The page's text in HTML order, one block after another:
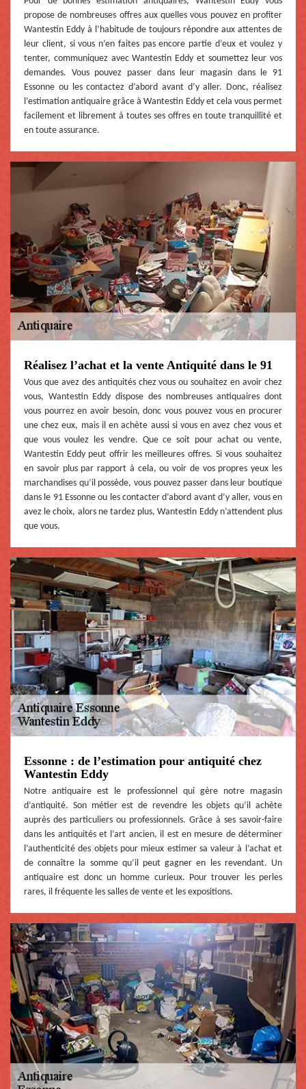
propose de nombreuses offres aux quelles vous pouvez en profiter
Wantestin Eddy à l’habitude de toujours répondre aux attentes de
leur client, si vous n’en faites pas encore partie d’eux et voulez y
tenter, communiquez avec Wantestin Eddy et soumettez leur vos
demandes. Vous pouvez passer dans leur magasin dans le 91
Essonne ou les contactez d’abord avant d’y aller. Donc, réalisez
l’estimation antiquaire grâce à Wantestin Eddy et cela vous permet
facilement et librement à toutes ses offres en toute tranquillité et
en toute assurance.
Réalisez l’achat et la vente Antiquité dans le 91
Vous que avez des antiquités chez vous ou souhaitez en avoir chez
vous, Wantestin Eddy dispose des nombreuses antiquaires dont
vous pourrez en avoir besoin, donc vous pouvez vous en procurer
une chez eux, mais il en achète aussi si vous en avez chez vous et
que vous voulez les vendre. Que ce soit pour achat ou vente,
Wantestin Eddy peut offrir les meilleures offres. Si vous souhaitez
en savoir plus par rapport à cela, ou voir de vos propres yeux les
marchandises qu’il possède, vous pouvez passer dans leur boutique
dans le 91 Essonne ou les contacter d’abord avant d’y aller, vous en
avez le choix, alors ne tardez plus, Wantestin Eddy n’attendent plus
que vous.
Essonne : de l’estimation pour antiquité chez
Wantestin Eddy
Notre antiquaire est le professionnel qui gère notre magasin
d’antiquité. Son métier est de revendre les objets qu’il achète
auprès des particuliers ou professionnels. Grâce à ses savoir-faire
dans les antiquités et l’art ancien, il est en mesure de déterminer
l’authenticité des objets pour mieux estimer sa valeur à l’achat et
de connaître la somme qu’il peut gagner en les revendant. Un
antiquaire est donc un homme curieux. Pour trouver les perles
rares, il fréquente les salles de vente et les expositions.